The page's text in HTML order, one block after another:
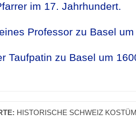
im 17. Jahrhundert.
Professor zu Basel um
Taufpatin zu Basel um
HISTORISCHE SCHWEIZ